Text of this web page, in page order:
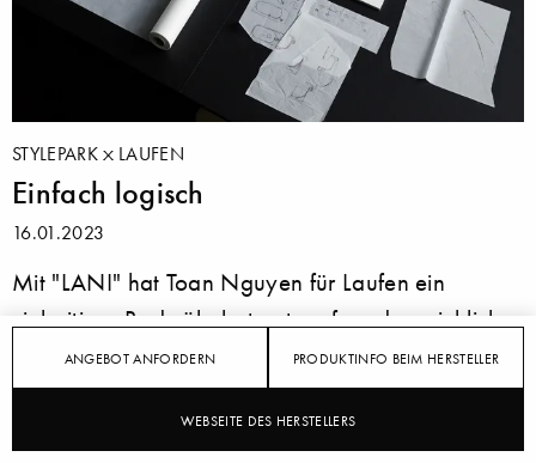
ANGEBOT ANFORDERN PRODUKTINFO BEIM HERSTELLER
WEBSEITE DES HERSTELLERS
STYLEPARK LAUFEN
Einfach logisch
16.01.2023
Mit "LANI" hat Toan Nguyen für Laufen ein
vielseitiges Badmöbelset entworfen, das reichlich
Stauraum bietet, dank eleganter Gestaltung in
jedes Konzept integriert werden kann und mit einer
durchdachten Linienführung wie hochwertigen